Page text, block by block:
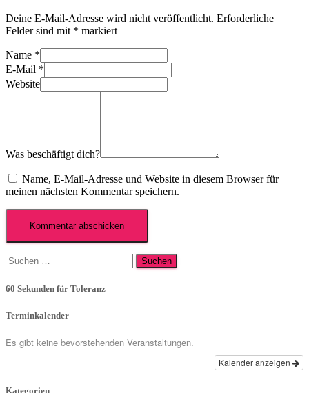
Deine E-Mail-Adresse wird nicht veröffentlicht. Erforderliche
Felder sind mit * markiert
Name *
E-Mail *
Website
Was beschäftigt dich?
Name, E-Mail-Adresse und Website in diesem Browser für
meinen nächsten Kommentar speichern.
Suchen
nach:
60 Sekunden für Toleranz
Terminkalender
Es gibt keine bevorstehenden Veranstaltungen.
Kalender anzeigen
Kategorien